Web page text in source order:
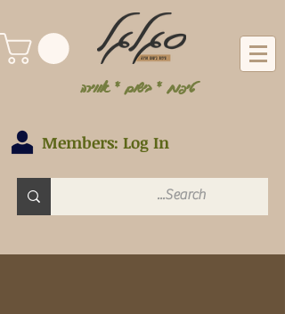
טיפוח * בישום * אווירה
Members: Log In